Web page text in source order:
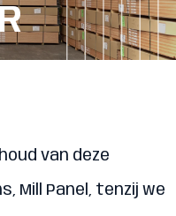
van deze
Mill Panel, tenzij we